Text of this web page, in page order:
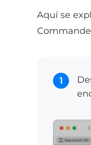
Aquí se
1